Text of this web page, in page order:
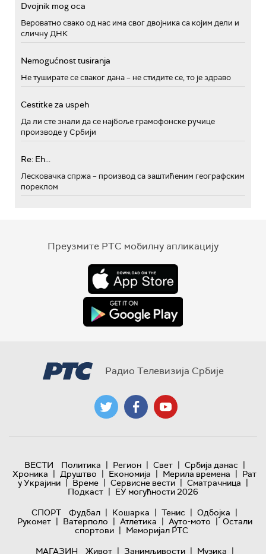
Dvojnik mog oca
Вероватно свако од нас има свог двојника са којим дели и
сличну ДНК
Nemogućnost tusiranja
Не туширате се сваког дана – не стидите се, то је здраво
Cestitke za uspeh
Да ли сте знали да се најбоље грамофонске ручице
производе у Србији
Re: Eh...
Лесковачка спржа – производ са заштићеним географским
пореклом
Преузмите РТС мобилну апликацију
Радио Телевизија Србије
ВЕСТИ Политика | Регион | Свет | Србија данас |
Хроника | Друштво | Економија | Мерила времена | Рат
у Украјини | Време | Сервисне вести | Сматрачница |
Подкаст | ЕУ могућности 2026
СПОРТ
Фудбал | Кошарка | Тенис | Одбојка |
Рукомет | Ватерполо | Атлетика | Ауто-мото | Остали
спортови | Меморијал РТС
МАГАЗИН
Живот | Занимљивости | Музика |